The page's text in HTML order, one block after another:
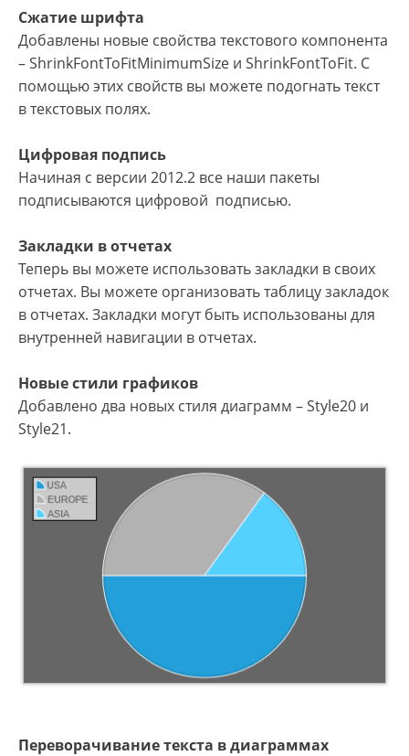
Сжатие шрифта
Добавлены новые свойства текстового компонента
– ShrinkFontToFitMinimumSize и ShrinkFontToFit. С
помощью этих свойств вы можете подогнать текст
в текстовых полях.
Цифровая подпись
Начиная с версии 2012.2 все наши пакеты
подписываются цифровой подписью.
Закладки в отчетах
Теперь вы можете использовать закладки в своих
отчетах. Вы можете организовать таблицу закладок
в отчетах. Закладки могут быть использованы для
внутренней навигации в отчетах.
Новые стили графиков
Добавлено два новых стиля диаграмм – Style20 и
Style21.
Переворачивание текста в диаграммах